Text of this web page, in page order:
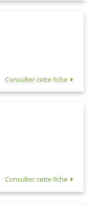
Consulter cette fiche
Consulter cette fiche